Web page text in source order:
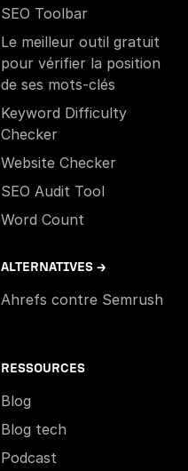
SEO Toolbar
Le meilleur outil gratuit
pour vérifier la position
de ses mots-clés
Keyword Difficulty
Checker
Website Checker
SEO Audit Tool
Word Count
ALTERNATIVES →
Ahrefs contre Semrush
RESSOURCES
Blog
Blog tech
Podcast